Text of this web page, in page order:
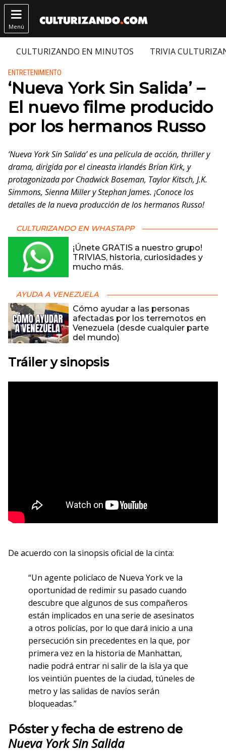

Menú
CULTURIZANDO EN MINUTOS
TRIVIA
Publicado en:
ENTRETENIMIENTO
‘Nueva York Sin Salida’ –
El nuevo filme producido
por los hermanos Russo
‘Nueva York Sin Salida’ es una película de acción, thriller y
drama, dirigida por el cineasta irlandés Brian Kirk, y
protagonizada por Chadwick Boseman, Taylor Kitsch, J.K.
Simmons, Sienna Miller y Stephan James. ¡Conoce los
detalles de la nueva producción de los hermanos Russo!
CULTURIZANDO EN WHASTAPP
¡Únete GRATIS a nuestro grupo!
TRIVIAS, historia, curiosidades y
mucho más.
AYUDA A VENEZUELA
Cómo ayudar a las personas
afectadas por los terremotos en
Venezuela (desde cualquier parte
del mundo)
Tráiler y sinopsis
De acuerdo con la sinopsis oficial de la cinta:
“Un agente policíaco de Nueva York ve la
oportunidad de redimir su pasado cuando
descubre que algunos de sus compañeros
están implicados en una serie de asesinatos
a otros policías, por lo que dará inicio a una
persecución sin precedentes en la que, por
primera vez en la historia de Manhattan,
nadie podrá entrar ni salir de la isla ya que
los veintiún puentes de la ciudad, túneles de
metro y las salidas de navíos serán
bloqueadas.”
Póster y fecha de estreno de
Nueva York Sin Salida